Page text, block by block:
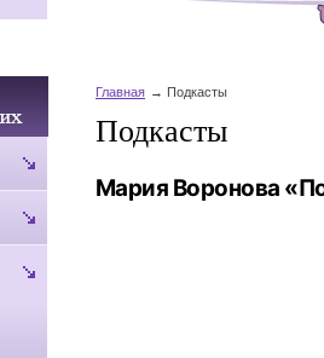
Главная Подкасты
Подкасты
Мария Воронова